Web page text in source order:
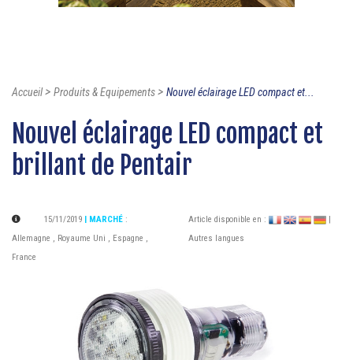
Accueil> Produits & Equipements> Nouvel éclairage LED compact et...
Nouvel éclairage LED compact et
brillant de Pentair
15/11/2019 | MARCHÉ :
Allemagne , Royaume Uni , Espagne ,
France
Article disponible en :
Autres langues